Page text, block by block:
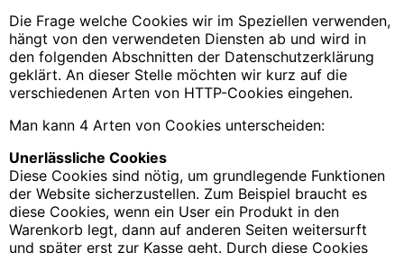
Die Frage welche Cookies wir im Speziellen verwenden,
hängt von den verwendeten Diensten ab und wird in
den folgenden Abschnitten der Datenschutzerklärung
geklärt. An dieser Stelle möchten wir kurz auf die
verschiedenen Arten von HTTP-Cookies eingehen.
Man kann 4 Arten von Cookies unterscheiden:
Unerlässliche Cookies
Diese Cookies sind nötig, um grundlegende Funktionen
der Website sicherzustellen. Zum Beispiel braucht es
diese Cookies, wenn ein User ein Produkt in den
Warenkorb legt, dann auf anderen Seiten weitersurft
und später erst zur Kasse geht. Durch diese Cookies